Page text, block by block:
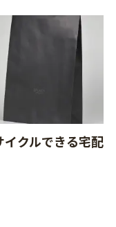
クルできる宅配